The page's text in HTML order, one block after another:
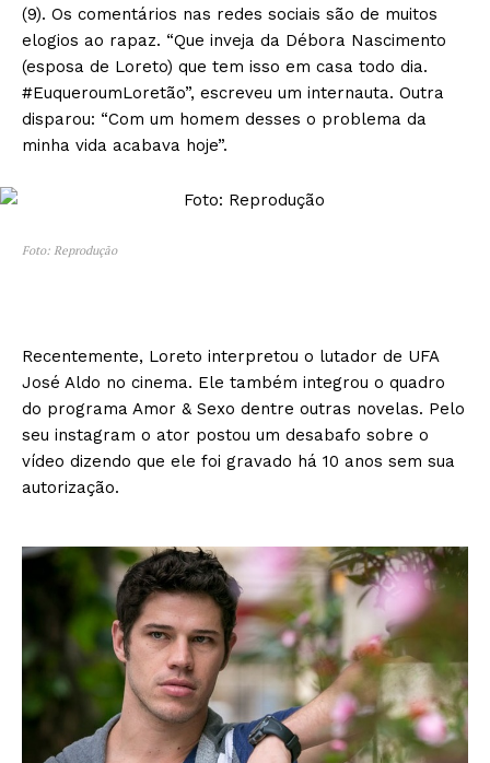
(9). Os comentários nas redes sociais são de muitos
elogios ao rapaz. “Que inveja da Débora Nascimento
(esposa de Loreto) que tem isso em casa todo dia.
#EuqueroumLoretão”, escreveu um internauta. Outra
disparou: “Com um homem desses o problema da
minha vida acabava hoje”.
Foto: Reprodução
Recentemente, Loreto interpretou o lutador de UFA
José Aldo no cinema. Ele também integrou o quadro
do programa Amor & Sexo dentre outras novelas. Pelo
seu instagram o ator postou um desabafo sobre o
vídeo dizendo que ele foi gravado há 10 anos sem sua
autorização.